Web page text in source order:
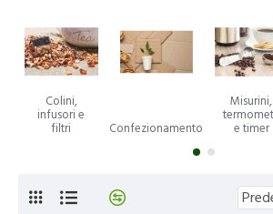
Colini,
infusori e
filtri
Confezionamento
Misurini,
e timer